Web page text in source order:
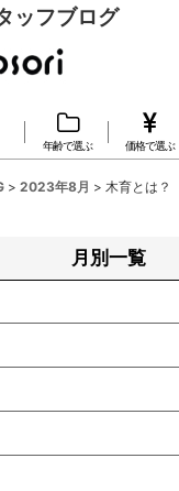
ッフブログ
年齢で選ぶ 価格で選ぶ
> 2023年8月 > 木育とは？
月別一覧